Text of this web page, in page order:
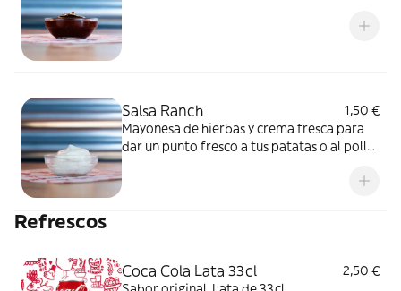
Salsa Ranch
1,50 €
Mayonesa de hierbas y crema fresca para
dar un punto fresco a tus patatas o al pollo
Refrescos
Coca Cola Lata 33cl
2,50 €